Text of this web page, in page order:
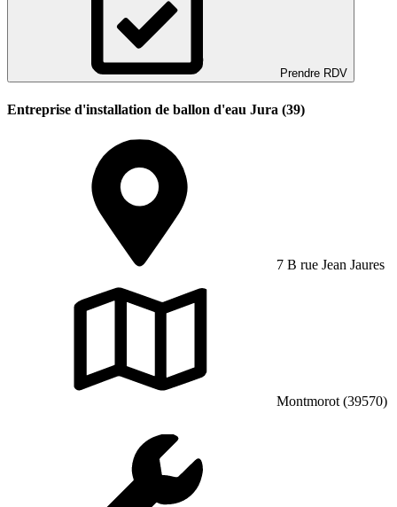
Prendre RDV
Entreprise d'installation de ballon d'eau Jura (39)
7 B rue Jean Jaures
Montmorot (39570)